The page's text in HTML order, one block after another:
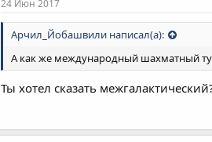
24 Июн 2017
Арчил_Йобашвили написал(а):
А как же международный шахматный
Ты хотел сказать